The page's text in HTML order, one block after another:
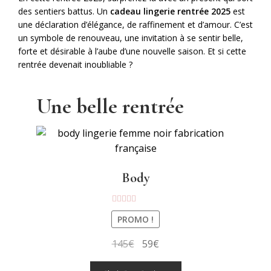
des sentiers battus. Un cadeau lingerie rentrée 2025 est
une déclaration d’élégance, de raffinement et d’amour. C’est
un symbole de renouveau, une invitation à se sentir belle,
forte et désirable à l’aube d’une nouvelle saison. Et si cette
rentrée devenait inoubliable ?
Une belle rentrée
Body
Note5.00sur
5
PROMO !
145€
Le
prix
59€
prix